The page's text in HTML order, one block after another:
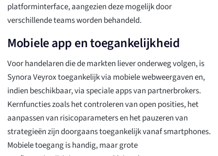
platforminterface, aangezien deze mogelijk door
verschillende teams worden behandeld.
Mobiele app en toegankelijkheid
Voor handelaren die de markten liever onderweg volgen, is
Synora Veyrox toegankelijk via mobiele webweergaven en,
indien beschikbaar, via speciale apps van partnerbrokers.
Kernfuncties zoals het controleren van open posities, het
aanpassen van risicoparameters en het pauzeren van
strategieën zijn doorgaans toegankelijk vanaf smartphones.
Mobiele toegang is handig, maar grote